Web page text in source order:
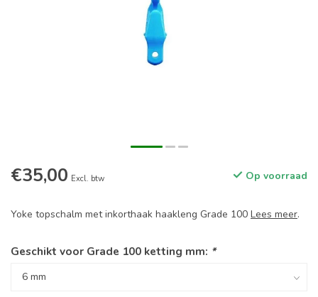
€35,00 Excl. btw Op voorraad
Yoke topschalm met inkorthaak haakleng Grade 100 Lees meer.
Geschikt voor Grade 100 ketting mm: *